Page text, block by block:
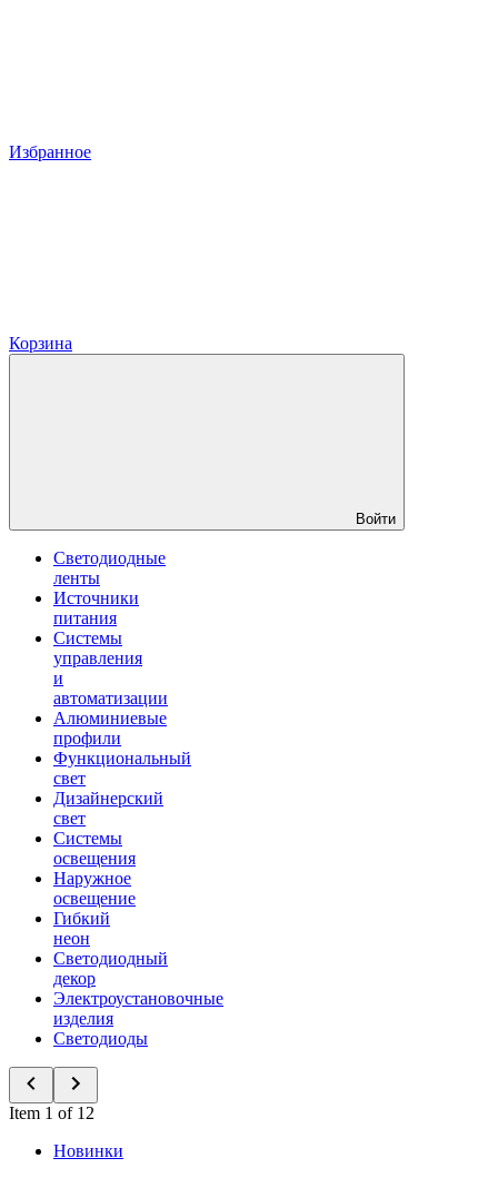
Избранное
Корзина
Войти
Светодиодные
ленты
Источники
питания
Системы
управления
и
автоматизации
Алюминиевые
профили
Функциональный
свет
Дизайнерский
свет
Системы
освещения
Наружное
освещение
Гибкий
неон
Светодиодный
декор
Электроустановочные
изделия
Светодиоды
Item 1 of 12
Новинки